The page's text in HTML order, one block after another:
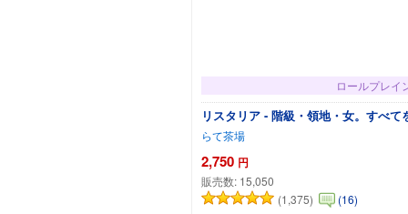
ロールプレイ
リスタリア - 階級・領地・女。すべ
らて茶場
2,750 円
販売数: 15,050
(1,375)
(16)カートに